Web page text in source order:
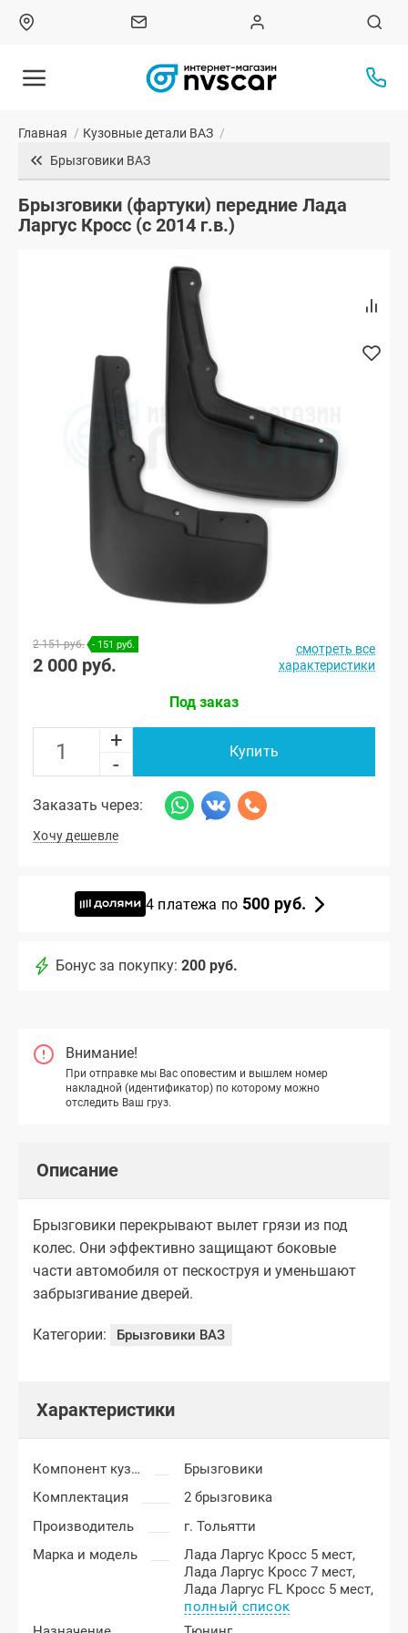
Главная / Кузовные детали ВАЗ /
Брызговики ВАЗ
Брызговики (фартуки) передние Лада
Ларгус Кросс (с 2014 г.в.)
2 151 руб. - 151 руб.
2 000 руб.
смотреть все
характеристики
Под заказ
+
-
Купить
Заказать через:
Хочу дешевле
4 платежа по 500 руб.
Бонус за покупку: 200 руб.
Внимание!
При отправке мы Вас оповестим и вышлем номер
накладной (идентификатор) по которому можно
отследить Ваш груз.
Описание
Брызговики перекрывают вылет грязи из под
колес. Они эффективно защищают боковые
части автомобиля от пескоструя и уменьшают
забрызгивание дверей.
Категории: Брызговики ВАЗ
Характеристики
Компонент кузова
Брызговики
Комплектация
2 брызговика
Производитель
г. Тольятти
Марка и модель
Лада Ларгус Кросс 5 мест,
Лада Ларгус Кросс 7 мест,
Лада Ларгус FL Кросс 5 мест,
полный список